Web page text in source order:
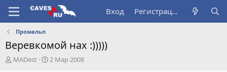
Вход Регистрация
Промальп
Веревкомой нах :)))))
А
MADest
Д
2 Мар 2008